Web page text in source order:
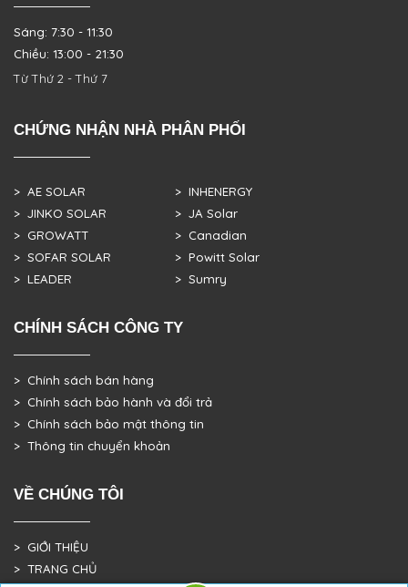
Sáng: 7:30 - 11:30
Chiều: 13:00 - 21:30
Từ Thứ 2 - Thứ 7
CHỨNG NHẬN NHÀ PHÂN PHỐI
> AE SOLAR
> JINKO SOLAR
> GROWATT
> SOFAR SOLAR
> LEADER
> INHENERGY
> JA Solar
> Canadian
> Powitt Solar
> Sumry
CHÍNH SÁCH CÔNG TY
> Chính sách bán hàng
> Chính sách bảo hành và đổi trả
> Chính sách bảo mật thông tin
> Thông tin chuyển khoản
VỀ CHÚNG TÔI
> GIỚI THIỆU
> TRANG CHỦ